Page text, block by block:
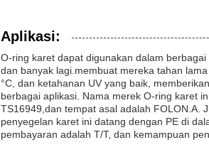
Aplikasi:
O-ring karet dapat digunakan dalam
dan banyak lagi.membuat mereka tahan
°C, dan ketahanan UV yang baik,
berbagai aplikasi. Nama merek O-ring karet
TS16949,dan tempat asal adalah FOLON.A.
penyegelan karet ini datang dengan PE di
pembayaran adalah T/T, dan kemampuan